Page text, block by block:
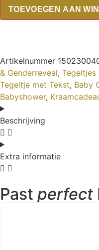
TOEVOEGEN AAN
Artikelnummer
& Genderreveal, Tegeltjes
Tegeltje met Tekst, Baby
Babyshower,
Beschrijving
Extra informatie
Past perfect